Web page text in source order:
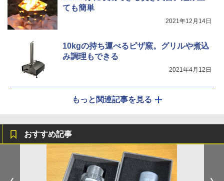
ても簡単
2021年12月14日
10kgの持ち運べるピザ窯。グリルや煮込
み調理もできる
2021年4月12日
もっと関連記事を見る
おすすめ記事